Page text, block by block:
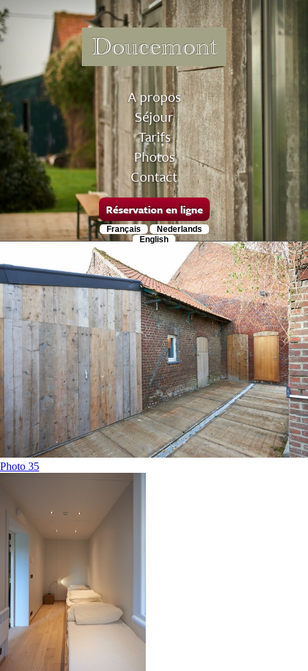
Doucemont
A propos
Séjour
Tarifs
Photos
Contact
Réservation en ligne
Français
Nederlands
English
Photo 35